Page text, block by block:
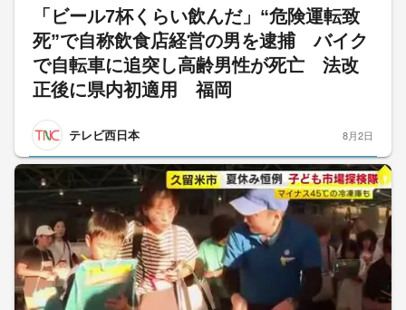
「ビール7杯くらい飲んだ」“危険運転致
死”で自称飲食店経営の男を逮捕 バイク
で自転車に追突し高齢男性が死亡 法改
正後に県内初適用 福岡
テレビ西日本 8月2日